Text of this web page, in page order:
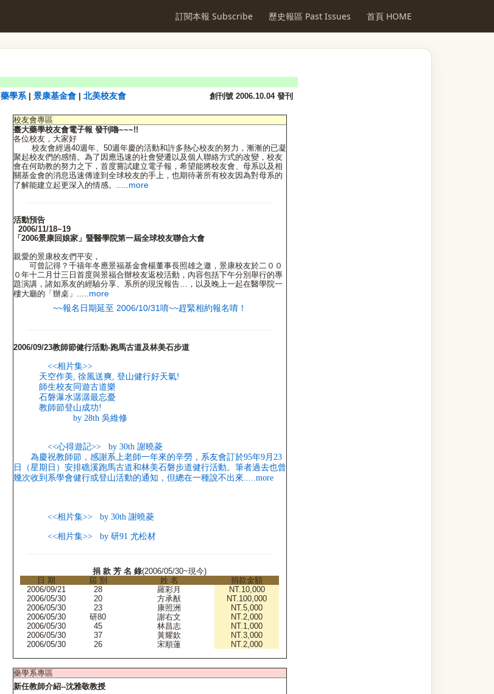
訂閱本報 Subscribe 歷史報區 Past Issues 首頁 HOME
藥學系| 景康基金會 北美校友會 創刊號 2006.10.04 發刊
校友會專區
臺大藥學校友會電子報 發刊嚕~~~!!
各位校友，大家好
校友會經過40週年、50週年慶的活動和許多熱心校友的努力，漸漸的已凝
聚起校友們的感情。為了因應迅速的社會變遷以及個人聯絡方式的改變，校友
會在何助教的努力之下，首度嘗試建立電子報，希望能將校友會、母系以及相
關基金會的消息迅速傳達到全球校友的手上，也期待著所有校友因為對母系的
了解能建立起更深入的情感。.....more
活動預告
2006/11/18~19
「2006景康回娘家」暨醫學院第一屆全球校友聯合大會
親愛的景康校友們平安，
可曾記得？千禧年冬應景福基金會楊董事長照雄之邀，景康校友於二００
０年十二月廿三日首度與景福合辦校友返校活動，內容包括下午分別舉行的專
題演講，諸如系友的經驗分享、系所的現況報告…，以及晚上一起在醫學院一
樓大廳的「辦桌」.....more
~~報名日期延至 2006/10/31唷~~趕緊相約報名唷！
2006/09/23教師節健行活動-跑馬古道及林美石步道
<<相片集>>
天空作美, 徐風送爽, 登山健行好天氣!
師生校友同遊古道樂
石磐瀑水潺潺最忘憂
教師節登山成功!
by 28th 吳維修
<<心得遊記>> by 30th 謝曉菱
為慶祝教師節，感謝系上老師一年來的辛勞，系友會訂於95年9月23
日（星期日）安排礁溪跑馬古道和林美石磐步道健行活動。筆者過去也曾
幾次收到系學會健行或登山活動的通知，但總在一種說不出來.....more
<<相片集>> by 30th 謝曉菱
<<相片集>> by 研91 尤松材
捐 款 芳 名 錄(2006/05/30~現今)
日 期
屆 別 姓 名
捐款金額
2006/09/21
28 羅彩月
NT.10,000
2006/05/30
20 方承猷
NT.100,000
2006/05/30
23 康照洲
NT.5,000
2006/05/30
研80 謝右文
NT.2,000
2006/05/30
45 林昌志
NT.1,000
2006/05/30
37 黃耀欽
NT.3,000
2006/05/30
26 宋順蓮 NT.2,000
藥學系專區
新任教師介紹--沈雅敬教授